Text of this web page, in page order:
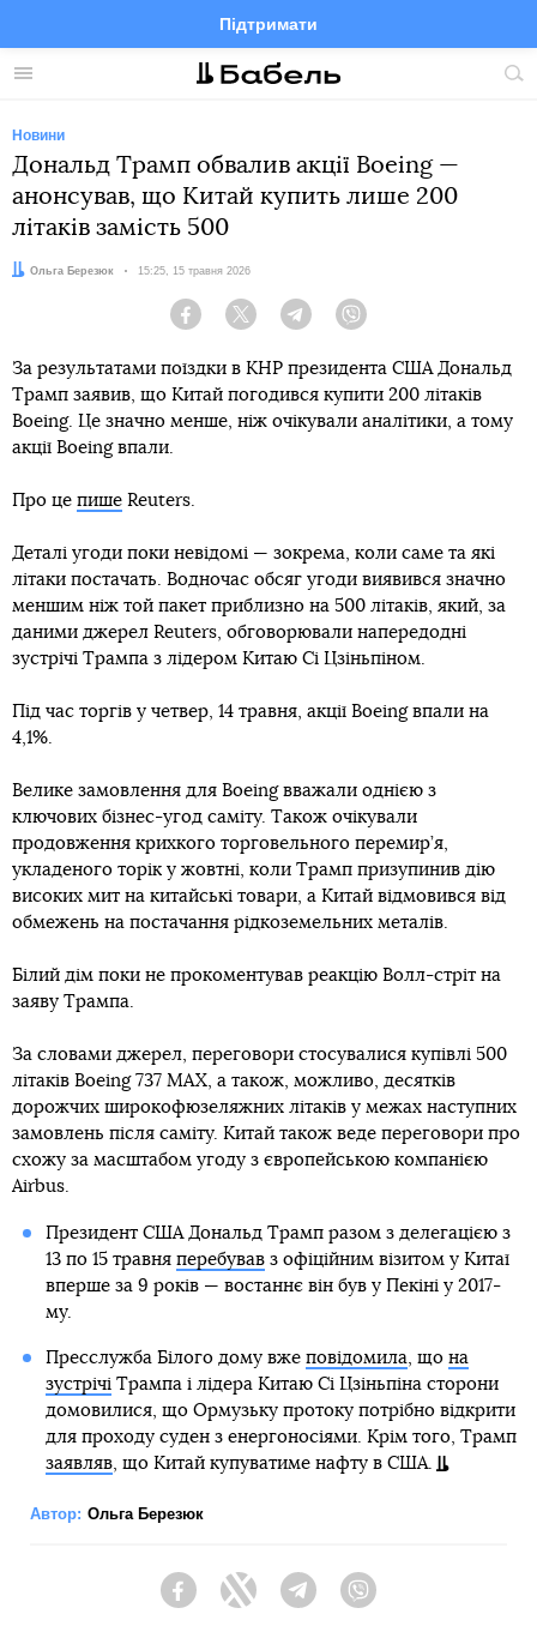
Меню
Підтримати
FacebookTelegramTwitter
Новини
Дональд Трамп обвалив акції Boeing —
анонсував, що Китай купить лише 200
літаків замість 500
Автор:
Ольга Березюк Дата:
15:25, 15 травня 2026
Facebook Twitter Telegram
За результатами поїздки в КНР президента США Дональд
Трамп заявив, що Китай погодився купити 200 літаків
Boeing. Це значно менше, ніж очікували аналітики, а тому
акції Boeing впали.
Про це пише Reuters.
Деталі угоди поки невідомі — зокрема, коли саме та які
літаки постачать. Водночас обсяг угоди виявився значно
меншим ніж той пакет приблизно на 500 літаків, який, за
даними джерел Reuters, обговорювали напередодні
зустрічі Трампа з лідером Китаю Сі Цзіньпіном.
Під час торгів у четвер, 14 травня, акції Boeing впали на
4,1%.
Велике замовлення для Boeing вважали однією з
ключових бізнес-угод саміту. Також очікували
продовження крихкого торговельного перемир’я,
укладеного торік у жовтні, коли Трамп призупинив дію
високих мит на китайські товари, а Китай відмовився від
обмежень на постачання рідкоземельних металів.
Білий дім поки не прокоментував реакцію Волл-стріт на
заяву Трампа.
За словами джерел, переговори стосувалися купівлі 500
літаків Boeing 737 MAX, а також, можливо, десятків
дорожчих широкофюзеляжних літаків у межах наступних
замовлень після саміту. Китай також веде переговори про
схожу за масштабом угоду з європейською компанією
Airbus.
Президент США Дональд Трамп разом з делегацією з
13 по 15 травня перебувавз офіційним візитом у Китаї
вперше за 9 років — востаннє він був у Пекіні у 2017-
му.
Пресслужба Білого дому вже повідомила, що на
зустрічіТрампа і лідера Китаю Сі Цзіньпіна сторони
домовилися, що Ормузьку протоку потрібно відкрити
для проходу суден з енергоносіями. Крім того, Трамп
заявляв, що Китай купуватиме нафту в США.
Автор: Ольга Березюк
FacebookTwitter Telegram